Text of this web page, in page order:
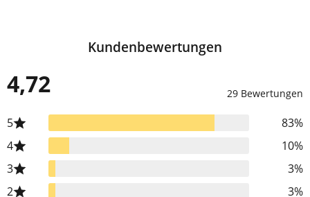
Kundenbewertungen
4,72 29 Bewertungen
5
83%
4
10%
3
3%
2
3%